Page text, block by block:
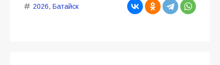
2026, Батайск